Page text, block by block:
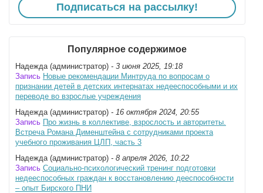
Подписаться на рассылку!
Популярное содержимое
Надежда (администратор) - 3 июня 2025, 19:18
Запись Новые рекомендации Минтруда по вопросам о
признании детей в детских интернатах недееспособными и их
переводе во взрослые учреждения
Надежда (администратор) - 16 октября 2024, 20:55
Запись Про жизнь в коллективе, взрослость и авторитеты.
Встреча Романа Дименштейна с сотрудниками проекта
учебного проживания ЦЛП, часть 3
Надежда (администратор) - 8 апреля 2026, 10:22
Запись Социально-психологический тренинг подготовки
недееспособных граждан к восстановлению дееспособности
– опыт Бирского ПНИ